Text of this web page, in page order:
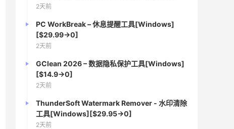
2天前
PC WorkBreak – 休息提醒工具[Windows]
[$29.99→0]
2天前
GClean 2026 – 数据隐私保护工具[Windows]
[$14.9→0]
2天前
ThunderSoft Watermark Remover - 水印清除
工具[Windows][$29.95→0]
2天前